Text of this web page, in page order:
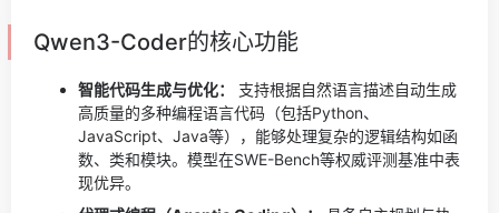
Qwen3-Coder的核心功能
智能代码生成与优化：
支持根据自然语言描述自动生成
高质量的多种编程语言代码（包括Python、
JavaScript、Java等），能够处理复杂的逻辑结构如函
数、类和模块。模型在SWE-Bench等权威评测基准中表
现优异。